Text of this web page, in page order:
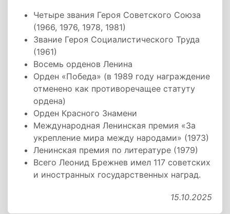
Четыре звания Героя Советского Союза
(1966, 1976, 1978, 1981)
Звание Героя Социалистического Труда
(1961)
Восемь орденов Ленина
Орден «Победа» (в 1989 году награждение
отменено как противоречащее статуту
ордена)
Орден Красного Знамени
Международная Ленинская премия «За
укрепление мира между народами» (1973)
Ленинская премия по литературе (1979)
Всего Леонид Брежнев имел 117 советских
и иностранных государственных наград.
15.10.2025